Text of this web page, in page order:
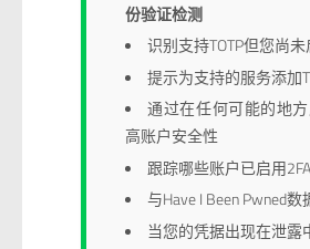
份验证检测
识别支持TOTP但您尚
提示为支持的服务添加
通过在任何可能的地
高账户安全性
跟踪哪些账户已启用2FA
与Have I Been Pwned
当您的凭据出现在泄露